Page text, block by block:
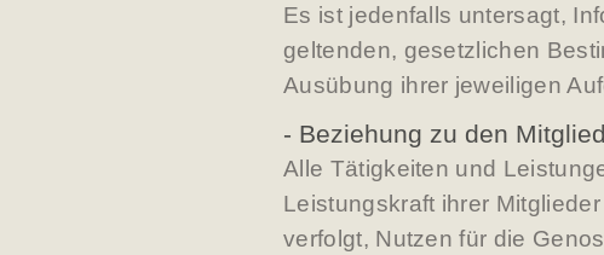
Es ist jedenfalls untersagt,
geltenden, gesetzlichen
Ausübung ihrer jeweiligen
- Beziehung zu den
Alle Tätigkeiten und
Leistungskraft ihrer
verfolgt, Nutzen für die